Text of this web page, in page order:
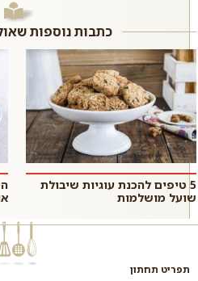
כתבות נוספות
5 טיפים להכנת עוגיות שיבולת
שועל מושלמות
תפריט תחתון